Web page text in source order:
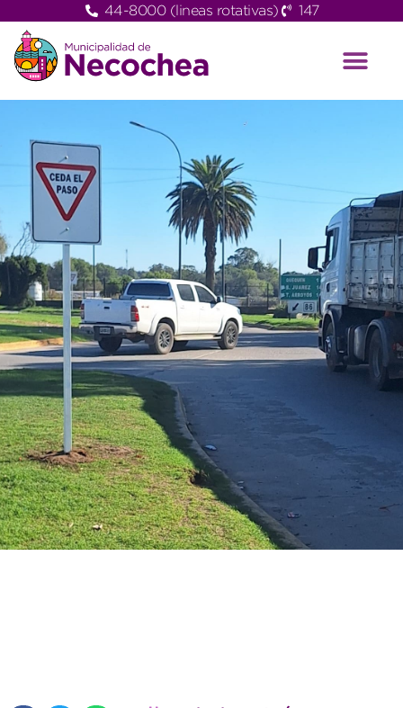
44-8000 (lineas rotativas) 147